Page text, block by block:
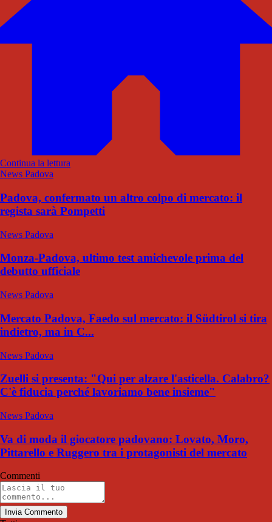
Continua la lettura
News Padova
Padova, confermato un altro colpo di mercato: il
regista sarà Pompetti
News Padova
Monza-Padova, ultimo test amichevole prima del
debutto ufficiale
News Padova
Mercato Padova, Faedo sul mercato: il Südtirol si tira
indietro, ma in C...
News Padova
Zuelli si presenta: "Qui per alzare l'asticella. Calabro?
C'è fiducia perché lavoriamo bene insieme"
News Padova
Va di moda il giocatore padovano: Lovato, Moro,
Pittarello e Ruggero tra i protagonisti del mercato
Commenti
Invia Commento